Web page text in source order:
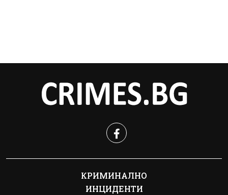
КРИМИНАЛНО
ИНЦИДЕНТИ